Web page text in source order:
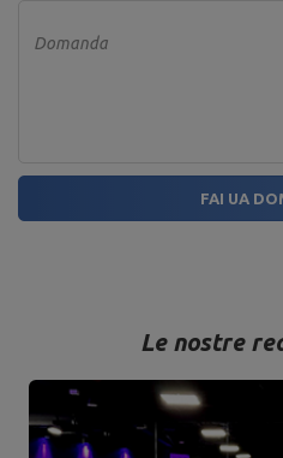
Domanda
FAI UA
Le nostre